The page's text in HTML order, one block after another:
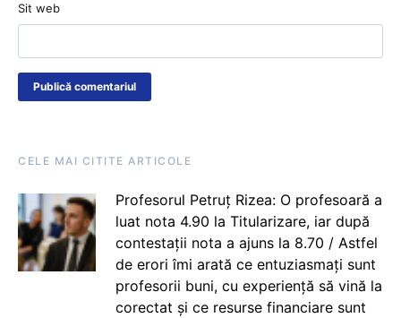
Sit web
CELE MAI CITITE ARTICOLE
Profesorul Petruț Rizea: O profesoară a
luat nota 4.90 la Titularizare, iar după
contestații nota a ajuns la 8.70 / Astfel
de erori îmi arată ce entuziasmați sunt
profesorii buni, cu experiență să vină la
corectat și ce resurse financiare sunt